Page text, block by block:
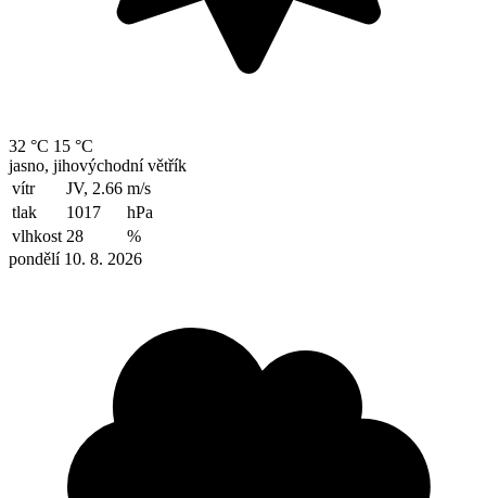
32 °C 15 °C
jasno, jihovýchodní větřík
vítr
JV, 2.66 m/s
tlak
1017
hPa
vlhkost 28
%
pondělí 10. 8. 2026